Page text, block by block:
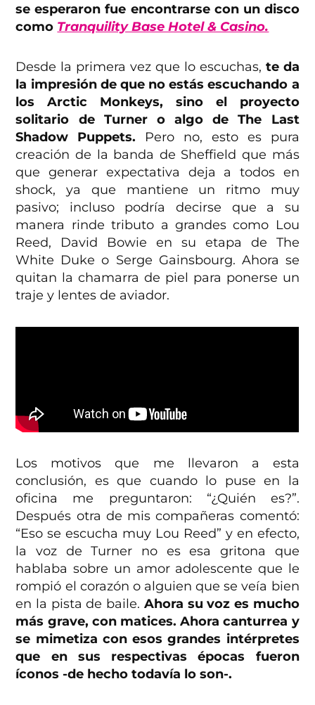
se esperaron fue encontrarse con un disco
como Tranquility Base Hotel & Casino.
Desde la primera vez que lo escuchas, te da
la impresión de que no estás escuchando a
los Arctic Monkeys, sino el proyecto
solitario de Turner o algo de The Last
Shadow Puppets. Pero no, esto es pura
creación de la banda de Sheffield que más
que generar expectativa deja a todos en
shock, ya que mantiene un ritmo muy
pasivo; incluso podría decirse que a su
manera rinde tributo a grandes como Lou
Reed, David Bowie en su etapa de The
White Duke o Serge Gainsbourg. Ahora se
quitan la chamarra de piel para ponerse un
traje y lentes de aviador.
Los motivos que me llevaron a esta
conclusión, es que cuando lo puse en la
oficina me preguntaron: “¿Quién es?”.
Después otra de mis compañeras comentó:
“Eso se escucha muy Lou Reed” y en efecto,
la voz de Turner no es esa gritona que
hablaba sobre un amor adolescente que le
rompió el corazón o alguien que se veía bien
en la pista de baile. Ahora su voz es mucho
más grave, con matices. Ahora canturrea y
se mimetiza con esos grandes intérpretes
que en sus respectivas épocas fueron
íconos -de hecho todavía lo son-.